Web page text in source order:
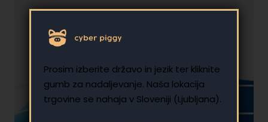
Prosim izberite državo in jezik ter kliknite
gumb za nadaljevanje. Naša lokacija
trgovine se nahaja v Sloveniji (Ljubljana).